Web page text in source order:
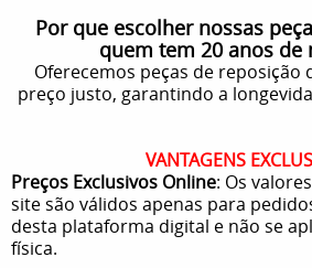
Por que escolher nossas
quem tem 20 anos de
Oferecemos peças de reposição
preço justo, garantindo a
VANTAGENS
Preços Exclusivos Online: Os
site são válidos apenas para
desta plataforma digital e não se
física.